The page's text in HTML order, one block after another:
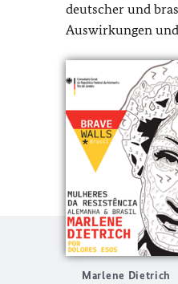
deutscher und
Auswirkungen
Marlene Dietrich